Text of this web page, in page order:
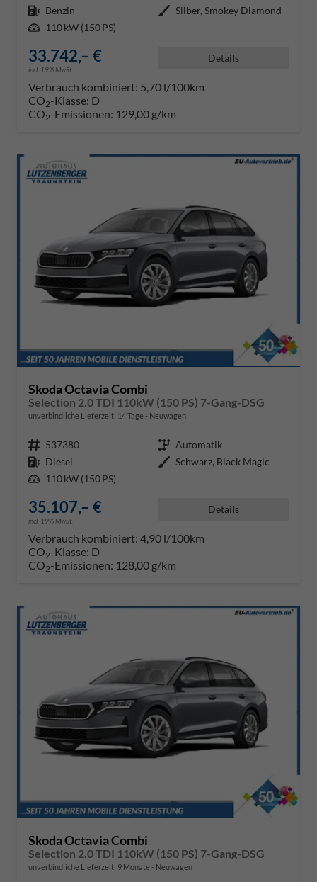
Kraftstoff Benzin Außenfarbe Silber, Smokey Diamond
Leistung 110 kW (150 PS)
33.742,– €
incl. 19% MwSt.
Details
Verbrauch kombiniert: 5,70 l/100km
CO2-Klasse: D
CO2-Emissionen: 129,00 g/km
Skoda Octavia Combi
Selection 2.0 TDI 110kW (150 PS) 7-Gang-DSG
unverbindliche Lieferzeit: 14 Tage Neuwagen
Fahrzeugnr. 537380 Getriebe Automatik
Kraftstoff Diesel Außenfarbe Schwarz, Black Magic
Leistung 110 kW (150 PS)
35.107,– €
incl. 19% MwSt.
Details
Verbrauch kombiniert: 4,90 l/100km
CO2-Klasse: D
CO2-Emissionen: 128,00 g/km
Skoda Octavia Combi
Selection 2.0 TDI 110kW (150 PS) 7-Gang-DSG
unverbindliche Lieferzeit: 9 Monate Neuwagen